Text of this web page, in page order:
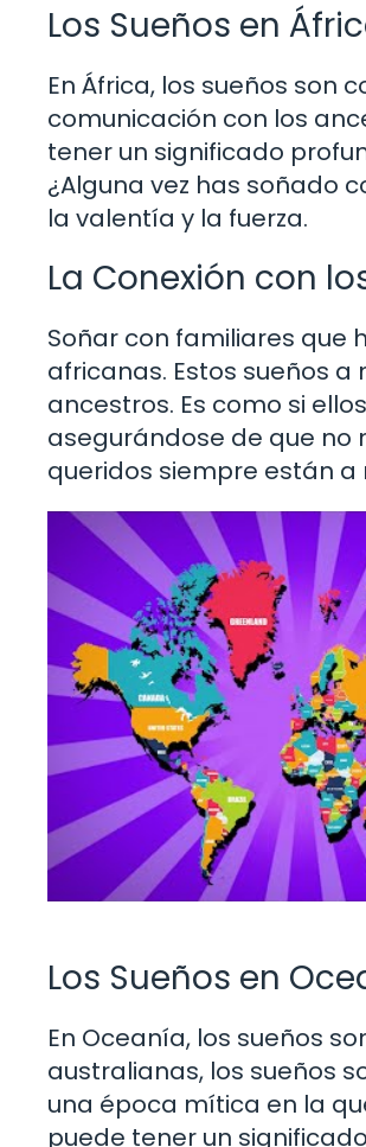
Los Sueños en
En África, los sueños son
comunicación con los
tener un significado
¿Alguna vez has soñado
la valentía y la fuerza.
La Conexión con
Soñar con familiares que
africanas. Estos sueños
ancestros. Es como si
asegurándose de que no
queridos siempre están a
Los Sueños en
En Oceanía, los sueños
australianas, los sueños
una época mítica en la
puede tener un